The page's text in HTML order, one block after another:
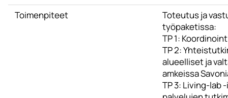
Toimenpiteet
Toteutus ja
työpaketissa:
TP 1:
TP 2:
alueelliset ja
amkeissa
TP 3: Living-lab